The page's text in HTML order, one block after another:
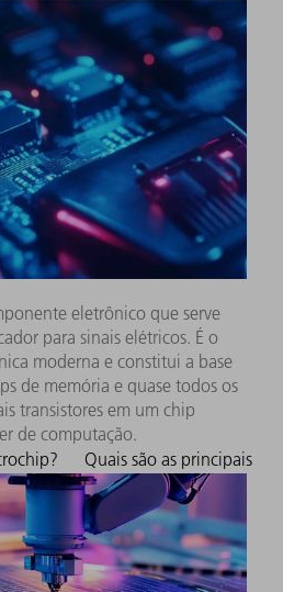
eletrônico que serve
para sinais elétricos. É o
moderna e constitui a base
de memória e quase todos os
transistores em um chip
de computação.
Quais são as principais